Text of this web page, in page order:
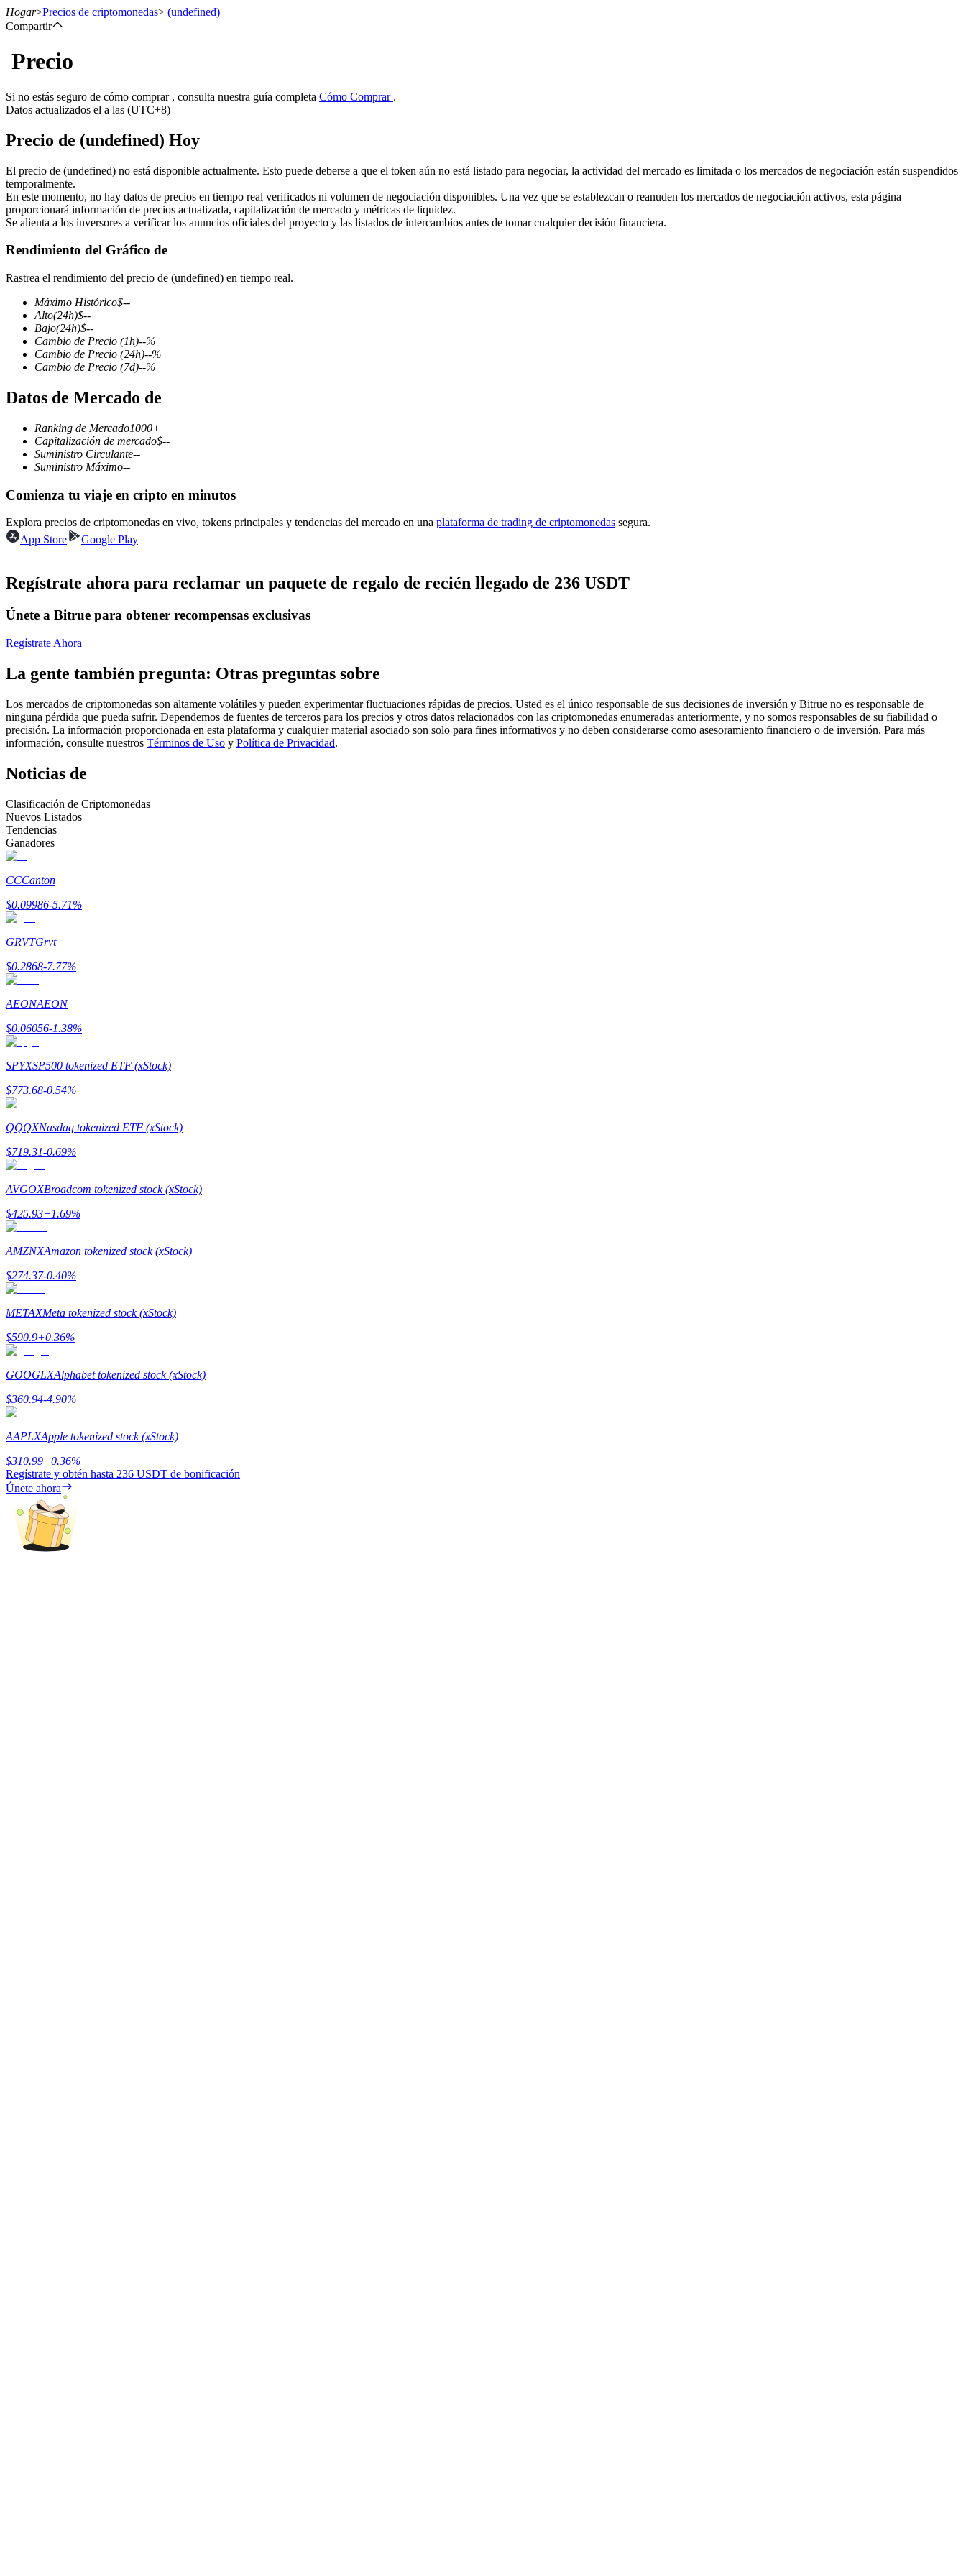
Futuros
Futuros del USDT
TradFi
Derivados de acciones, divisas, metales preciosos y materias primas
Copiar Trading
Únete a los mejores traders
Disfruta del reparto de beneficios y comisiones de copy trading
Información
Análisis de big data que incluye información comercial, etc.
Guía
Guía de inicio de futuros
Estrategias comerciales
Aprenda cómo mantenerse rentable
Hogar>Precios de criptomonedas> (undefined)
Compartir
Precio
Si no estás seguro de cómo comprar , consulta nuestra guía completa Cómo Comprar .
Datos actualizados el a las (UTC+8)
Precio de (undefined) Hoy
El precio de (undefined) no está disponible actualmente. Esto puede deberse a que el token aún no está listado para negociar, la actividad del mercado es limitada o los mercados de negociación están suspendidos
temporalmente.
En este momento, no hay datos de precios en tiempo real verificados ni volumen de negociación disponibles. Una vez que se establezcan o reanuden los mercados de negociación activos, esta página
proporcionará información de precios actualizada, capitalización de mercado y métricas de liquidez.
Se alienta a los inversores a verificar los anuncios oficiales del proyecto y las listados de intercambios antes de tomar cualquier decisión financiera.
Rendimiento del Gráfico de
Rastrea el rendimiento del precio de (undefined) en tiempo real.
Máximo Histórico$--
Alto(24h)$--
Bajo(24h)$--
Cambio de Precio (1h)--%
Cambio de Precio (24h)--%
Cambio de Precio (7d)--%
Datos de Mercado de
Ranking de Mercado1000+
Capitalización de mercado$--
Suministro Circulante--
Suministro Máximo--
Comienza tu viaje en cripto en minutos
Explora precios de criptomonedas en vivo, tokens principales y tendencias del mercado en una plataforma de trading de criptomonedas segura.
App Store
Google Play
Regístrate ahora para reclamar un paquete de regalo de recién llegado de 236 USDT
Únete a Bitrue para obtener recompensas exclusivas
Regístrate Ahora
La gente también pregunta: Otras preguntas sobre
Los mercados de criptomonedas son altamente volátiles y pueden experimentar fluctuaciones rápidas de precios. Usted es el único responsable de sus decisiones de inversión y Bitrue no es responsable de
ninguna pérdida que pueda sufrir. Dependemos de fuentes de terceros para los precios y otros datos relacionados con las criptomonedas enumeradas anteriormente, y no somos responsables de su fiabilidad o
precisión. La información proporcionada en esta plataforma y cualquier material asociado son solo para fines informativos y no deben considerarse como asesoramiento financiero o de inversión. Para más
información, consulte nuestros Términos de Uso y Política de Privacidad.
Noticias de
Clasificación de Criptomonedas
Nuevos Listados
Tendencias
Ganadores
CCCanton
$0.09986-5.71%
GRVTGrvt
$0.2868-7.77%
AEONAEON
$0.06056-1.38%
SPYXSP500 tokenized ETF (xStock)
$773.68-0.54%
QQQXNasdaq tokenized ETF (xStock)
$719.31-0.69%
AVGOXBroadcom tokenized stock (xStock)
$425.93+1.69%
AMZNXAmazon tokenized stock (xStock)
$274.37-0.40%
METAXMeta tokenized stock (xStock)
$590.9+0.36%
GOOGLXAlphabet tokenized stock (xStock)
$360.94-4.90%
AAPLXApple tokenized stock (xStock)
$310.99+0.36%
Regístrate y obtén hasta 236 USDT de bonificación
Únete ahora